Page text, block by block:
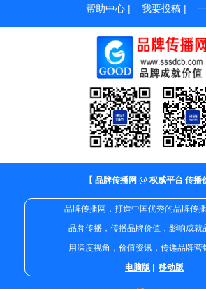
帮助中心 | 我要投稿 |
【 品牌传播网 @ 权威平台 传播
品牌传播网，打造中国优秀的品牌传播
品牌传播，传播品牌价值，影响成就
用深度视角，价值资讯，传递品牌营
电脑版
移动版